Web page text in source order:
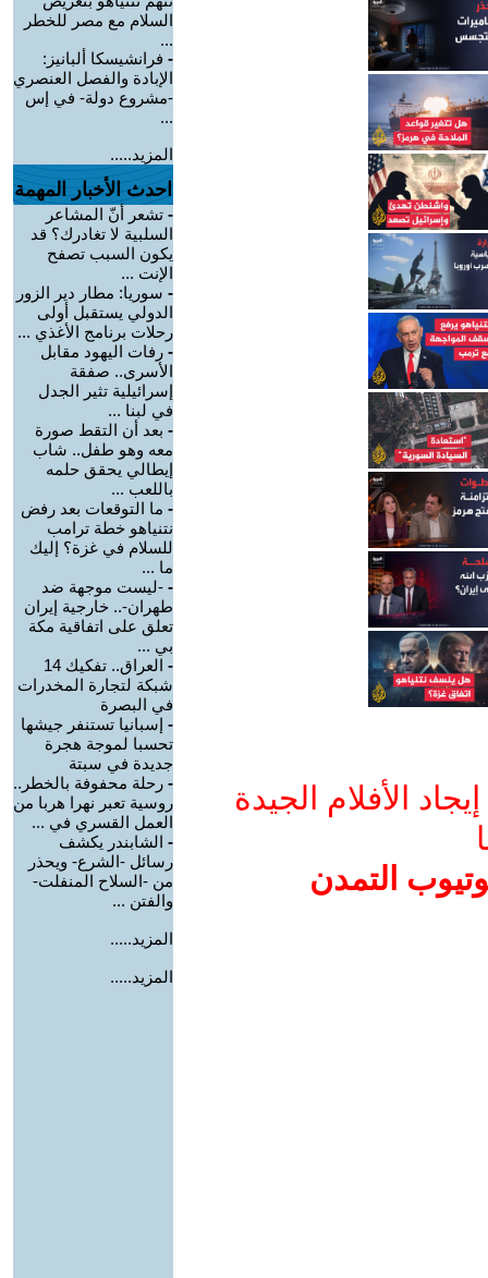
الأفلام الجيدة
التمدن
السلام مع مصر للخطر
...
- فرانشيسكا ألبانيز:
الإبادة والفصل العنصري
-مشروع دولة- في إس
...
المزيد.....
احدث الأخبار المهمة
- تشعر أنّ المشاعر
السلبية لا تغادرك؟ قد
يكون السبب تصفح
الإنت ...
- سوريا: مطار دير الزور
الدولي يستقبل أولى
رحلات برنامج الأغذي ...
- رفات اليهود مقابل
الأسرى.. صفقة
إسرائيلية تثير الجدل
في لبنا ...
- بعد أن التقط صورة
معه وهو طفل.. شاب
إيطالي يحقق حلمه
باللعب ...
- ما التوقعات بعد رفض
نتنياهو خطة ترامب
للسلام في غزة؟ إليك
ما ...
- -ليست موجهة ضد
طهران-.. خارجية إيران
تعلق على اتفاقية مكة
بي ...
-
العراق.. تفكيك 14
شبكة لتجارة المخدرات
في البصرة
- إسبانيا تستنفر جيشها
تحسبا لموجة هجرة
جديدة في سبتة
- رحلة محفوفة بالخطر..
روسية تعبر نهرا هربا من
العمل القسري في ...
- الشابندر يكشف
رسائل -الشرع- ويحذر
من -السلاح المنفلت-
والفتن ...
المزيد.....
المزيد.....